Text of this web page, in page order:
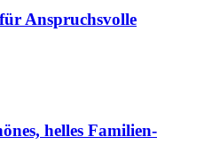
Anspruchsvolle
helles Familien-